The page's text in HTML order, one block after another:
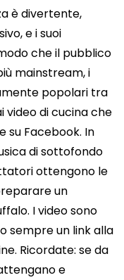
è divertente,
e i suoi
che il pubblico
mainstream, i
popolari tra
video di cucina che
su Facebook. In
di sottofondo
ottengono le
un
I video sono
sempre un link alla
Ricordate: se da
e